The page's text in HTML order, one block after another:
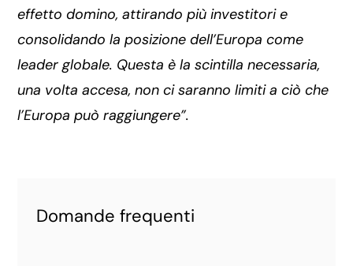
effetto domino, attirando più investitori e
consolidando la posizione dell’Europa come
leader globale. Questa è la scintilla necessaria,
una volta accesa, non ci saranno limiti a ciò che
l’Europa può raggiungere”.
Domande frequenti